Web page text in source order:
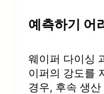
예측하기 어
웨이퍼 다이싱
이퍼의 강도를
경우, 후속 생